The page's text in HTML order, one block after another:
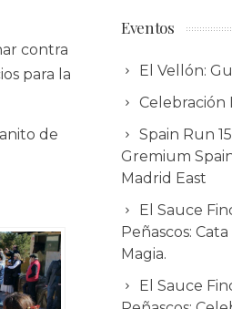
contra
para la
de
Eventos
El Vellón:
Celebración
Spain Run
Gremium
Madrid East
El Sauce
Peñascos:
Magia.
El Sauce